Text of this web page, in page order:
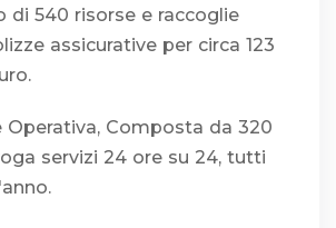
di 540 risorse e raccoglie
assicurative per circa 123
Operativa, Composta da 320
servizi 24 ore su 24, tutti